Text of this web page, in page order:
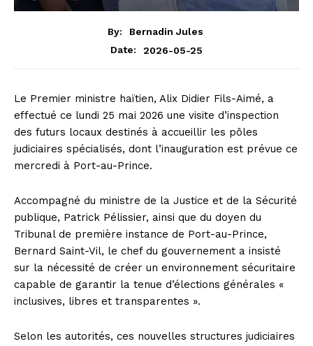
By:
Bernadin Jules
Date:
2026-05-25
Le Premier ministre haïtien, Alix Didier Fils-Aimé, a
effectué ce lundi 25 mai 2026 une visite d’inspection
des futurs locaux destinés à accueillir les pôles
judiciaires spécialisés, dont l’inauguration est prévue ce
mercredi à Port-au-Prince.
Accompagné du ministre de la Justice et de la Sécurité
publique, Patrick Pélissier, ainsi que du doyen du
Tribunal de première instance de Port-au-Prince,
Bernard Saint-Vil, le chef du gouvernement a insisté
sur la nécessité de créer un environnement sécuritaire
capable de garantir la tenue d’élections générales «
inclusives, libres et transparentes ».
Selon les autorités, ces nouvelles structures judiciaires